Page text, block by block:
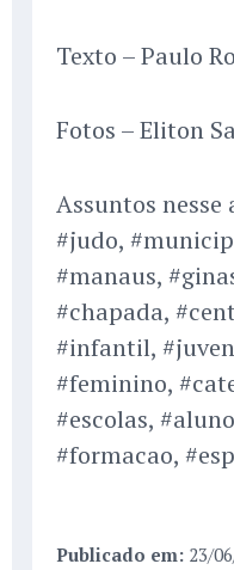
Texto – Paulo
Fotos – Eliton
Assuntos nesse
#judo,
#manaus,
#chapada,
#infantil,
#feminino,
#escolas,
#formacao,
Publicado em: 23/